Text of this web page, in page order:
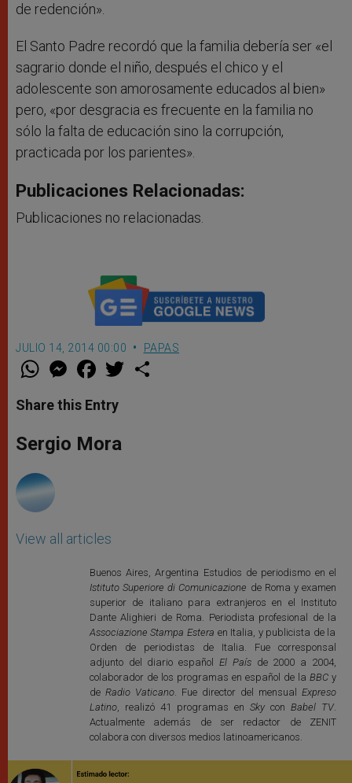
de redención».
El Santo Padre recordó que la familia debería ser «el
sagrario donde el niño, después el chico y el
adolescente son amorosamente educados al bien»
pero, «por desgracia es frecuente en la familia no
sólo la falta de educación sino la corrupción,
practicada por los parientes».
Publicaciones Relacionadas:
Publicaciones no relacionadas.
JULIO 14, 2014 00:00 PAPAS
W
t
s
p
p
M
e
s
e
g
e
F
a
e
b
o
k
w
Share this Entry
Sergio Mora
View all articles
Buenos Aires, Argentina Estudios de periodismo en el
Istituto Superiore di Comunicazione de Roma y examen
superior de italiano para extranjeros en el Instituto
Dante Alighieri de Roma. Periodista profesional de la
Associazione Stampa Estera en Italia, y publicista de la
Orden de periodistas de Italia. Fue corresponsal
adjunto del diario españolEl Paísde 2000 a 2004,
colaborador de los programas en español de la BBCy
de Radio Vaticano. Fue director del mensualExpreso
Latino, realizó 41 programas en Skycon Babel TV.
Actualmente además de ser redactor de ZENIT
colabora con diversos medios latinoamericanos.